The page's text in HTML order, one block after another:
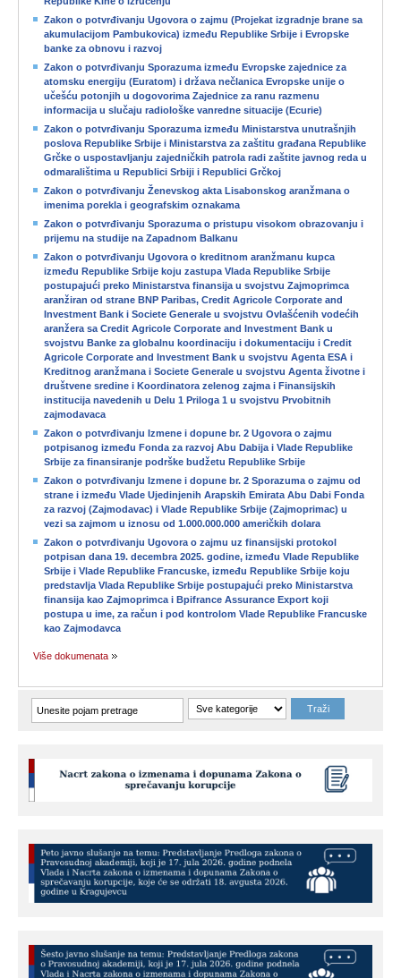
Zakon o potvrđivanju Ugovora o zajmu (Projekat izgradnje brane sa
akumulacijom Pambukovica) između Republike Srbije i Evropske
banke za obnovu i razvoj
Zakon o potvrđivanju Sporazuma između Evropske zajednice za
atomsku energiju (Euratom) i država nečlanica Evropske unije o
učešću potonjih u dogovorima Zajednice za ranu razmenu
informacija u slučaju radiološke vanredne situacije (Ecurie)
Zakon o potvrđivanju Sporazuma između Ministarstva unutrašnjih
poslova Republike Srbije i Ministarstva za zaštitu građana Republike
Grčke o uspostavljanju zajedničkih patrola radi zaštite javnog reda u
odmaralištima u Republici Srbiji i Republici Grčkoj
Zakon o potvrđivanju Ženevskog akta Lisabonskog aranžmana o
imenima porekla i geografskim oznakama
Zakon o potvrđivanju Sporazuma o pristupu visokom obrazovanju i
prijemu na studije na Zapadnom Balkanu
Zakon o potvrđivanju Ugovora o kreditnom aranžmanu kupca
između Republike Srbije koju zastupa Vlada Republike Srbije
postupajući preko Ministarstva finansija u svojstvu Zajmoprimca
aranžiran od strane BNP Paribas, Credit Agricole Corporate and
Investment Bank i Societe Generale u svojstvu Ovlašćenih vodećih
aranžera sa Credit Agricole Corporate and Investment Bank u
svojstvu Banke za globalnu koordinaciju i dokumentaciju i Credit
Agricole Corporate and Investment Bank u svojstvu Agenta ESA i
Kreditnog aranžmana i Societe Generale u svojstvu Agenta životne i
društvene sredine i Koordinatora zelenog zajma i Finansijskih
institucija navedenih u Delu 1 Priloga 1 u svojstvu Prvobitnih
zajmodavaca
Zakon o potvrđivanju Izmene i dopune br. 2 Ugovora o zajmu
potpisanog između Fonda za razvoj Abu Dabija i Vlade Republike
Srbije za finansiranje podrške budžetu Republike Srbije
Zakon o potvrđivanju Izmene i dopune br. 2 Sporazuma o zajmu od
strane i između Vlade Ujedinjenih Arapskih Emirata Abu Dabi Fonda
za razvoj (Zajmodavac) i Vlade Republike Srbije (Zajmoprimac) u
vezi sa zajmom u iznosu od 1.000.000.000 američkih dolara
Zakon o potvrđivanju Ugovora o zajmu uz finansijski protokol
potpisan dana 19. decembra 2025. godine, između Vlade Republike
Srbije i Vlade Republike Francuske, između Republike Srbije koju
predstavlja Vlada Republike Srbije postupajući preko Ministarstva
finansija kao Zajmoprimca i Bpifrance Assurance Export koji
postupa u ime, za račun i pod kontrolom Vlade Republike Francuske
kao Zajmodavca
Više dokumenata